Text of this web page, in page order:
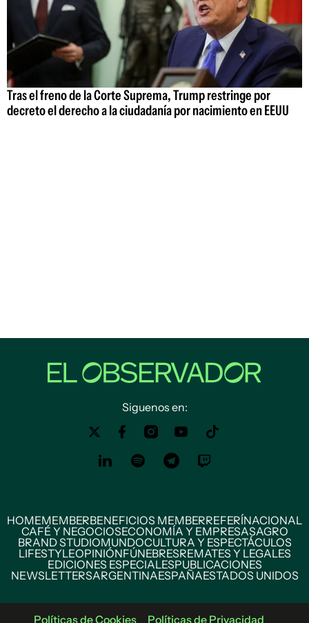
Tras el freno de la Corte Suprema, Trump restringe por
decreto el derecho a la ciudadanía por nacimiento en EEUU
Siguenos en:
HOMEMEMBERBENEFICIOS MEMBERREFERÍNACIONAL
CAFÉ Y NEGOCIOSECONOMÍA Y EMPRESASAGRO
BRAND STUDIOMUNDOCULTURA Y ESPECTÁCULOS
LIFESTYLEOPINIÓNFÚNEBRESREMATES Y LEGALES
EDICIONES ESPECIALESPUBLICACIONES
NEWSLETTERSARGENTINAESPAÑAESTADOS UNIDOS
Políticas de Cookies Políticas de Privacidad